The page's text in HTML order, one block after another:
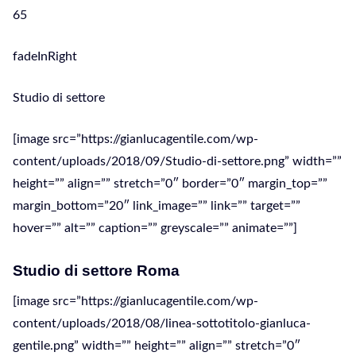
65
fadeInRight
Studio di settore
[image src=”https://gianlucagentile.com/wp-
content/uploads/2018/09/Studio-di-settore.png” width=””
height=”” align=”” stretch=”0″ border=”0″ margin_top=””
margin_bottom=”20″ link_image=”” link=”” target=””
hover=”” alt=”” caption=”” greyscale=”” animate=””]
Studio di settore Roma
[image src=”https://gianlucagentile.com/wp-
content/uploads/2018/08/linea-sottotitolo-gianluca-
gentile.png” width=”” height=”” align=”” stretch=”0″